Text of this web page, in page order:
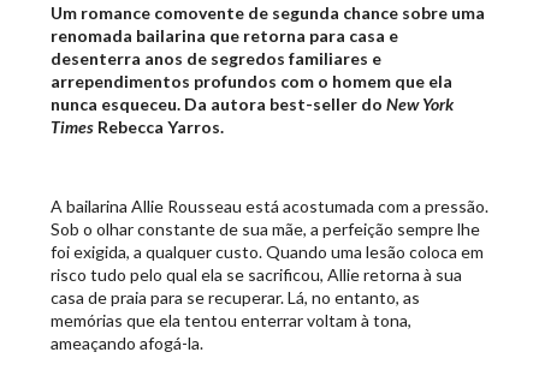
Um romance comovente de segunda chance sobre uma
renomada bailarina que retorna para casa e
desenterra anos de segredos familiares e
arrependimentos profundos com o homem que ela
nunca esqueceu. Da autora best-seller do New York
Times Rebecca Yarros.
A bailarina Allie Rousseau está acostumada com a pressão.
Sob o olhar constante de sua mãe, a perfeição sempre lhe
foi exigida, a qualquer custo. Quando uma lesão coloca em
risco tudo pelo qual ela se sacrificou, Allie retorna à sua
casa de praia para se recuperar. Lá, no entanto, as
memórias que ela tentou enterrar voltam à tona,
ameaçando afogá-la.